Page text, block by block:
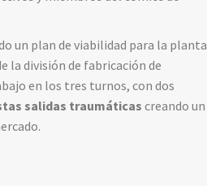
un plan de viabilidad para la planta
la división de fabricación de
en los tres turnos, con dos
salidas traumáticascreando un